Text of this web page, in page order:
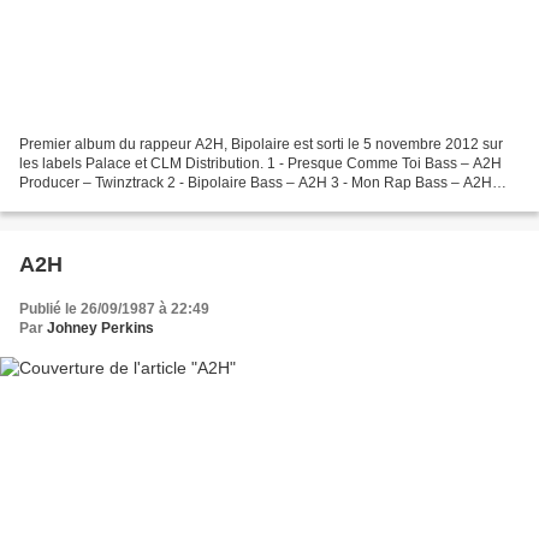
Premier album du rappeur A2H, Bipolaire est sorti le 5 novembre 2012 sur
les labels Palace et CLM Distribution. 1 - Presque Comme Toi Bass – A2H
Producer – Twinztrack 2 - Bipolaire Bass – A2H 3 - Mon Rap Bass – A2H
A2H
Publié le 26/09/1987 à 22:49
Par Johney Perkins